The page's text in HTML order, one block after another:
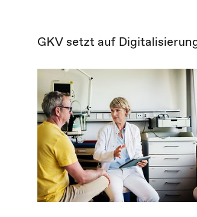
GKV setzt auf